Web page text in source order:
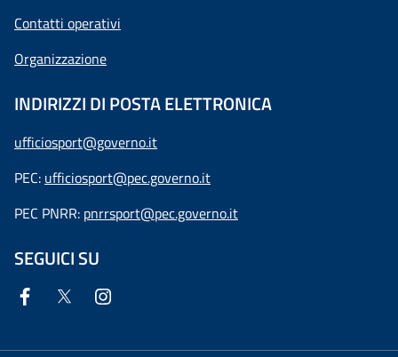
Contatti operativi
Organizzazione
INDIRIZZI DI POSTA ELETTRONICA
ufficiosport@governo.it
PEC: ufficiosport@pec.governo.it
PEC PNRR: pnrrsport@pec.governo.it
SEGUICI SU